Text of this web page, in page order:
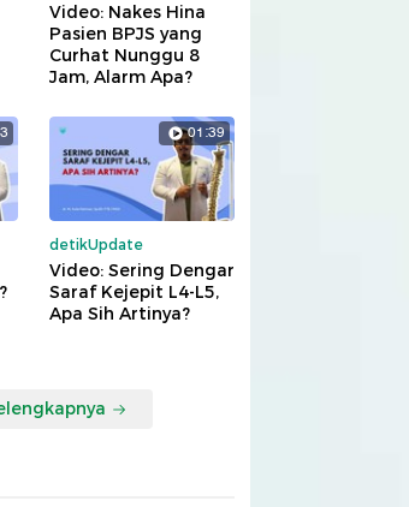
Video: Nakes Hina
Pasien BPJS yang
Curhat Nunggu 8
Jam, Alarm Apa?
01:39
detikUpdate
Video: Sering Dengar
Saraf Kejepit L4-L5,
Apa Sih Artinya?